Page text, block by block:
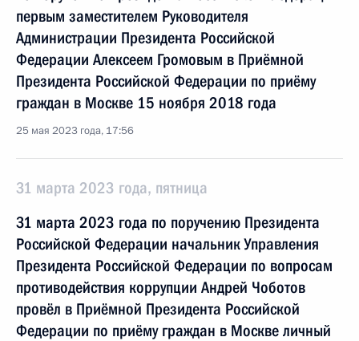
первым заместителем Руководителя
Администрации Президента Российской
Федерации Алексеем Громовым в Приёмной
Президента Российской Федерации по приёму
граждан в Москве 15 ноября 2018 года
25 мая 2023 года, 17:56
31 марта 2023 года, пятница
31 марта 2023 года по поручению Президента
Российской Федерации начальник Управления
Президента Российской Федерации по вопросам
противодействия коррупции Андрей Чоботов
провёл в Приёмной Президента Российской
Федерации по приёму граждан в Москве личный